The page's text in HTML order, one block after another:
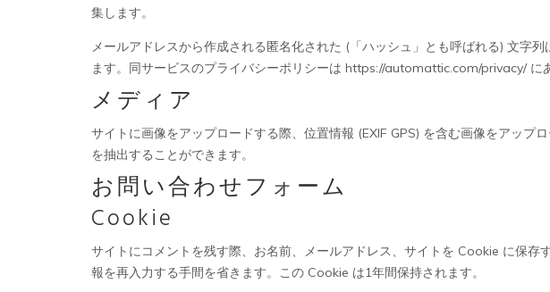
集します。
メールアドレスから作成される匿名化された (「ハッシュ」とも呼ばれる) 文字
ます。同サービスのプライバシーポリシーは https://automattic.com/privacy/ に
メディア
サイトに画像をアップロードする際、位置情報 (EXIF GPS) を含む画像をアッ
を抽出することができます。
お問い合わせフォーム
Cookie
サイトにコメントを残す際、お名前、メールアドレス、サイトを Cookie に保
報を再入力する手間を省きます。この Cookie は1年間保持されます。